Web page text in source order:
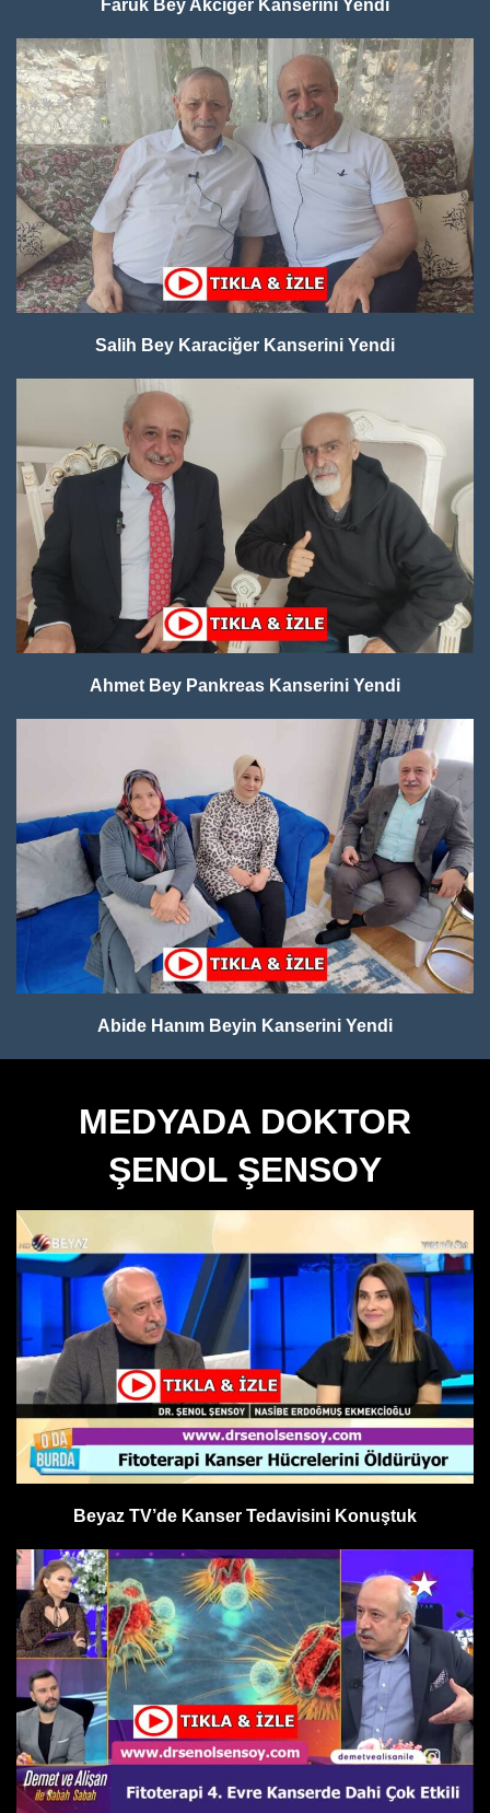
Faruk Bey Akciğer Kanserini Yendi
Salih Bey Karaciğer Kanserini Yendi
Ahmet Bey Pankreas Kanserini Yendi
Abide Hanım Beyin Kanserini Yendi
MEDYADA DOKTOR
ŞENOL ŞENSOY
Beyaz TV’de Kanser Tedavisini Konuştuk